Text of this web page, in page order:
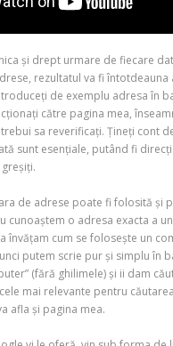
și drept urmare de fiecare
rezultatul va fi întotdeauna
de exemplu adresa în
către pagina mea,
sa reverificați. Țineți cont
sunt esențiale, putând fi
de adrese poate fi folosită și
cunoaștem o adresa exacta a
învățam cum se folosește un
putem scrie pur și simplu în
(fără ghilimele) și ii dam
mai relevante pentru
afla și pagina mea.